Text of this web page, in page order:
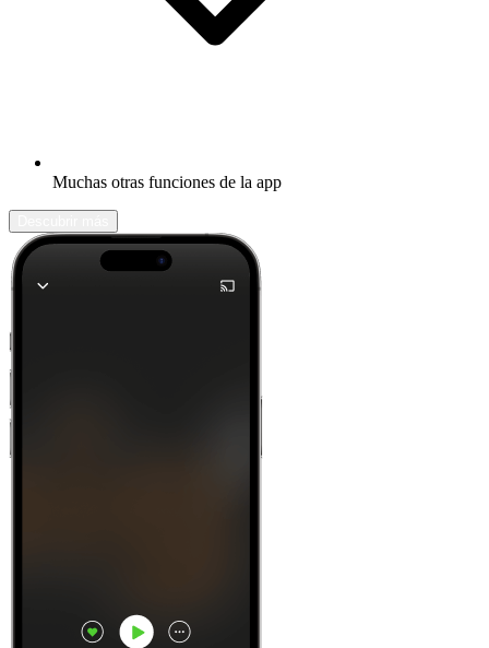
Muchas otras funciones de la app